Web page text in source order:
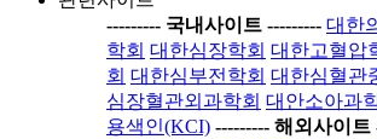
--------- 국내사이트 --------- 대한
학회 대한심장학회 대한고혈압
회 대한심부전학회 대한심혈관
심장혈관외과학회 대안소아과
용색인(KCI) --------- 해외사이트